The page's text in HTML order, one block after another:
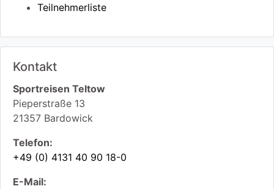
Teilnehmerliste
Kontakt
Sportreisen Teltow
Pieperstraße 13
21357 Bardowick
Telefon:
+49 (0) 4131 40 90 18-0
E-Mail: